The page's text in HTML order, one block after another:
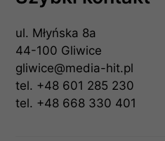
ul. Młyńska 8a
44-100 Gliwice
gliwice@media-hit.pl
tel. +48 601 285 230
tel. +48 668 330 401